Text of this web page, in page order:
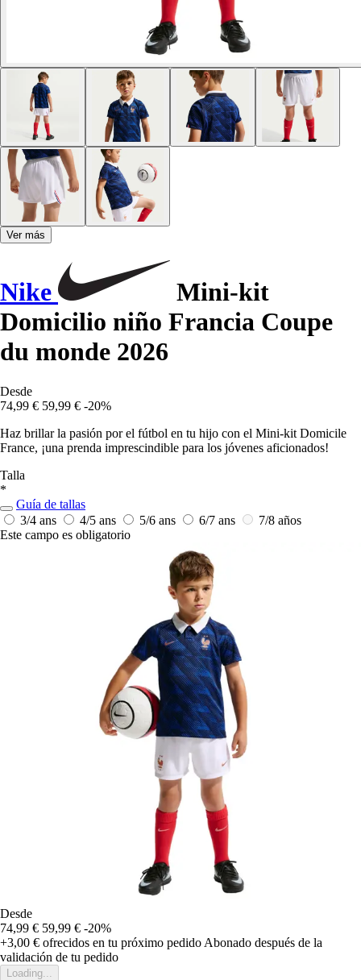
Ver más
Nike
Mini-kit
Domicilio niño Francia Coupe
du monde 2026
Desde
74,99 € 59,99 € -20%
Haz brillar la pasión por el fútbol en tu hijo con el Mini-kit Domicile
France, ¡una prenda imprescindible para los jóvenes aficionados!
Talla
*
Guía de tallas
3/4 ans
4/5 ans 5/6 ans 6/7 ans
7/8 años
Este campo es obligatorio
Desde
74,99 € 59,99 € -20%
+3,00 € ofrecidos en tu próximo pedido Abonado después de la
validación de tu pedido
Loading...